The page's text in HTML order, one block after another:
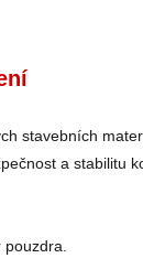
stavebních
a